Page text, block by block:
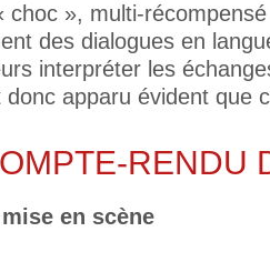
choc », multi-
des dialogues en
interpréter les
donc apparu évident que
RENDU
en scène